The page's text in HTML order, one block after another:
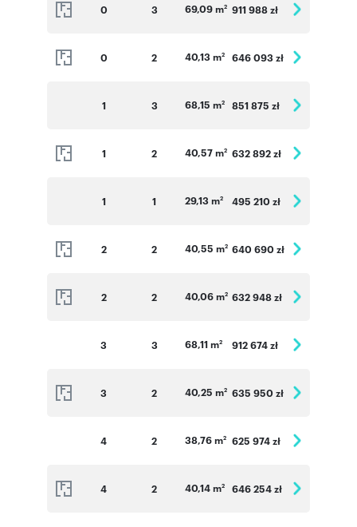
0 3 69,09 m2 911 988 zł
0 2 40,13 m2 646 093 zł
1 3 68,15 m2 851 875 zł
1 2 40,57 m2 632 892 zł
1 1 29,13 m2 495 210 zł
2 2 40,55 m2 640 690 zł
2 2 40,06 m2 632 948 zł
3 3 68,11 m2 912 674 zł
3 2 40,25 m2 635 950 zł
4 2 38,76 m2 625 974 zł
4 2 40,14 m2 646 254 zł